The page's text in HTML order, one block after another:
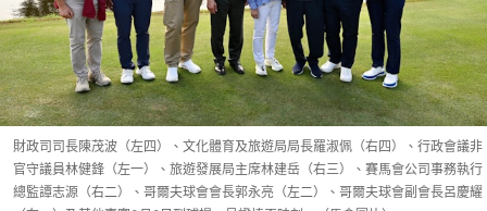
財政司司長陳茂波（左四）、文化體育及旅遊局局長羅淑佩（右四）、行政會議非
官守議員林健鋒（左一）、旅遊發展局主席林建岳（右三）、賽馬會公司事務執行
總監譚志源（右二）、哥爾夫球會會長郭永亮（左二）、哥爾夫球會副會長呂慶耀